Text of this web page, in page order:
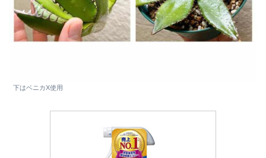
下はベニカX使用